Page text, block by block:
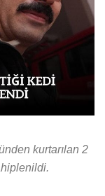
kurtarılan 2